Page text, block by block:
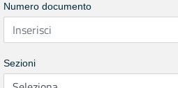
Numero documento
Sezioni